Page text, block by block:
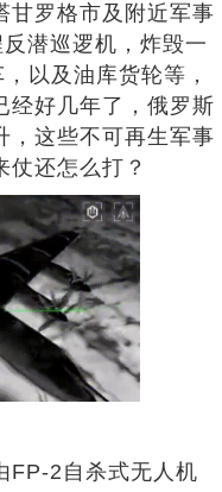
甘罗格市及附近军事
潜巡逻机，炸毁一
以及油库货轮等，
经好几年了，俄罗斯
，这些不可再生军事
还怎么打？
FP-2自杀式无人机